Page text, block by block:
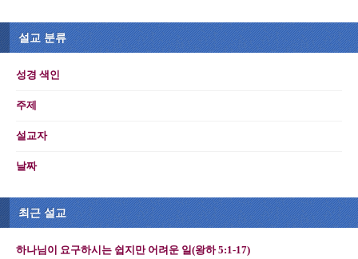
설교 분류
성경 색인
주제
설교자
날짜
최근 설교
하나님이 요구하시는 쉽지만 어려운 일(왕하 5:1-17)